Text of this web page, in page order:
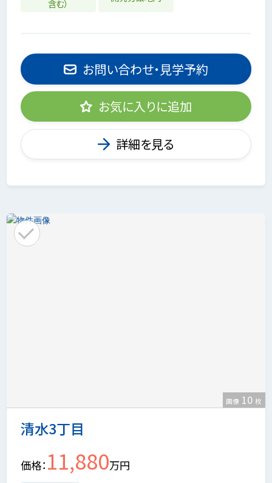
含む）
お問い合わせ・見学予約
お気に入りに追加
詳細を見る
清水3丁目
画像 10 枚
価格 11,880万円